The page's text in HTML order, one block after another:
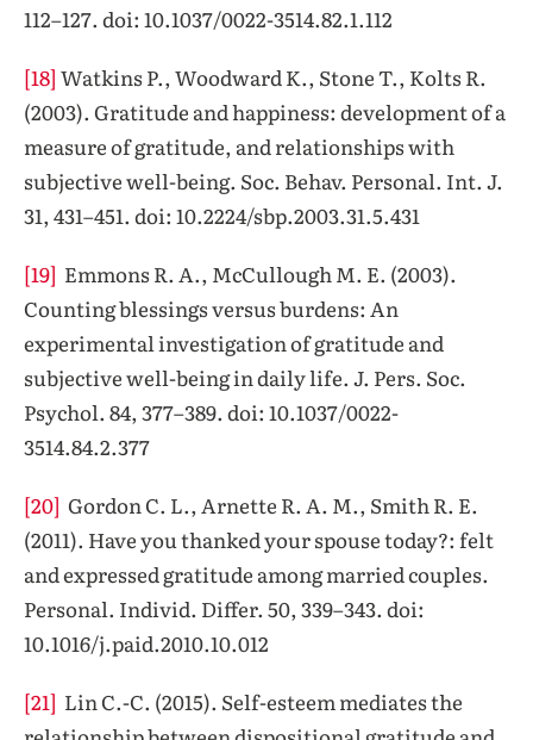
112–127. doi: 10.1037/0022-3514.82.1.112
[18] Watkins P., Woodward K., Stone T., Kolts R.
(2003). Gratitude and happiness: development of a
measure of gratitude, and relationships with
subjective well-being. Soc. Behav. Personal. Int. J.
31, 431–451. doi: 10.2224/sbp.2003.31.5.431
[19] Emmons R. A., McCullough M. E. (2003).
Counting blessings versus burdens: An
experimental investigation of gratitude and
subjective well-being in daily life. J. Pers. Soc.
Psychol. 84, 377–389. doi: 10.1037/0022-
3514.84.2.377
[20] Gordon C. L., Arnette R. A. M., Smith R. E.
(2011). Have you thanked your spouse today?: felt
and expressed gratitude among married couples.
Personal. Individ. Differ. 50, 339–343. doi:
10.1016/j.paid.2010.10.012
[21] Lin C.-C. (2015). Self-esteem mediates the